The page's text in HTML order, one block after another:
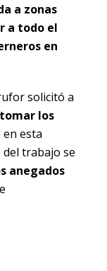
a zonas
a todo el
en
solicitó a
tomar los
esta
trabajo se
anegados